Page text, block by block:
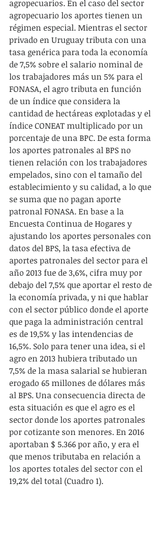
agropecuarios. En el caso del sector
agropecuario los aportes tienen un
régimen especial. Mientras el sector
privado en Uruguay tributa con una
tasa genérica para toda la economía
de 7,5% sobre el salario nominal de
los trabajadores más un 5% para el
FONASA, el agro tributa en función
de un índice que considera la
cantidad de hectáreas explotadas y el
índice CONEAT multiplicado por un
porcentaje de una BPC. De esta forma
los aportes patronales al BPS no
tienen relación con los trabajadores
empelados, sino con el tamaño del
establecimiento y su calidad, a lo que
se suma que no pagan aporte
patronal FONASA. En base a la
Encuesta Continua de Hogares y
ajustando los aportes personales con
datos del BPS, la tasa efectiva de
aportes patronales del sector para el
año 2013 fue de 3,6%, cifra muy por
debajo del 7,5% que aportar el resto de
la economía privada, y ni que hablar
con el sector público donde el aporte
que paga la administración central
es de 19,5% y las intendencias de
16,5%. Solo para tener una idea, si el
agro en 2013 hubiera tributado un
7,5% de la masa salarial se hubieran
erogado 65 millones de dólares más
al BPS. Una consecuencia directa de
esta situación es que el agro es el
sector donde los aportes patronales
por cotizante son menores. En 2016
aportaban $ 5.366 por año, y era el
que menos tributaba en relación a
los aportes totales del sector con el
19,2% del total (Cuadro 1).